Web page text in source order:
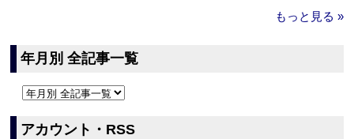
もっと見る »
年月別 全記事一覧
アカウント・RSS